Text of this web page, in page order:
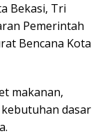
Bekasi, Tri
Pemerintah
Bencana Kota
makanan,
dasar